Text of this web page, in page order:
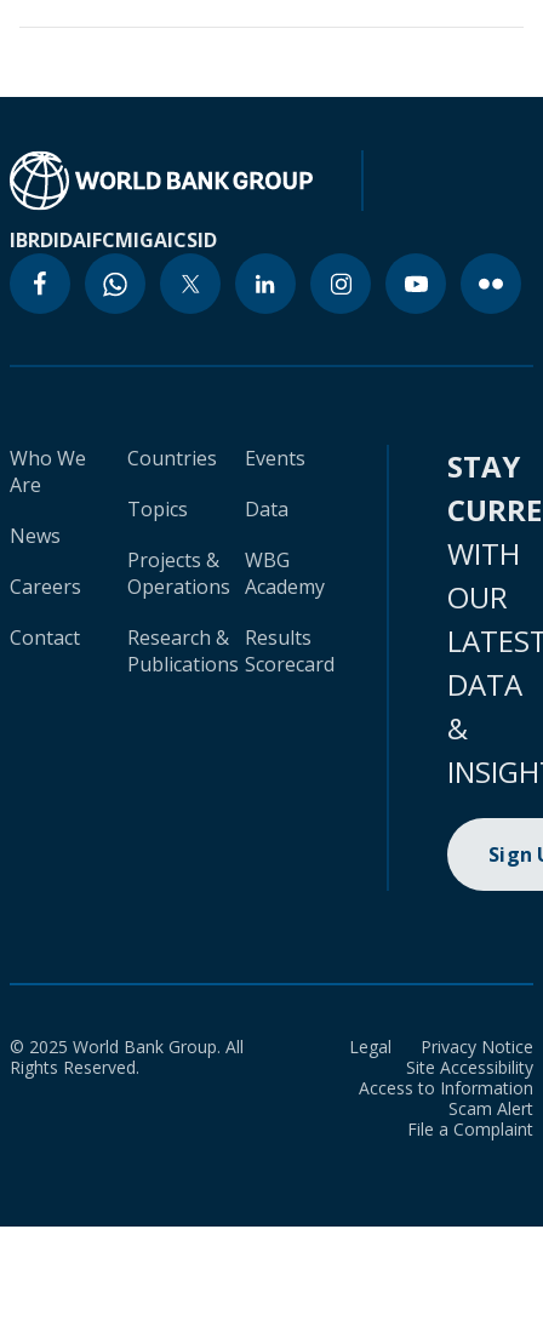
IBRDIDAIFCMIGAICSID
Who We
Are
News
Careers
Contact
Countries
Topics
Projects &
Operations
Research &
Publications
Events
Data
WBG
Academy
Results
Scorecard
STAY
WITH
OUR
DATA
&
Sign
© 2025 World Bank Group. All
Rights Reserved.
Legal
Privacy Notice
Site Accessibility
Access to Information
Scam Alert
File a Complaint